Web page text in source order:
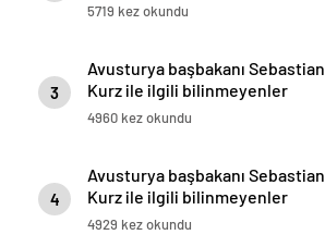
alarmda
5719 kez okundu
3
Avusturya başbakanı Sebastian
Kurz ile ilgili bilinmeyenler
4960 kez okundu
4
Avusturya başbakanı Sebastian
Kurz ile ilgili bilinmeyenler
4929 kez okundu